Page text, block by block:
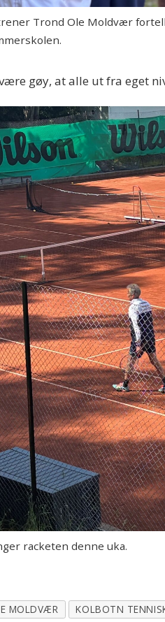
Trond Ole Moldvær
gøy, at alle ut fra eget
racketen denne uka.
MOLDVÆR KOLBOTN